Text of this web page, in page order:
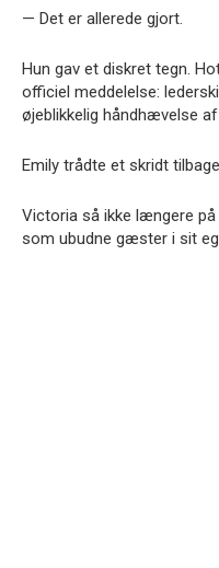
— Det er allerede gjort.
Hun gav et diskret tegn.
officiel meddelelse:
øjeblikkelig håndhævelse
Emily trådte et skridt
Victoria så ikke længere
som ubudne gæster i sit